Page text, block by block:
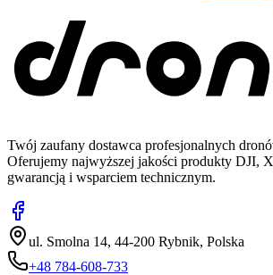
Twój zaufany dostawca profesjonalnych
Oferujemy najwyższej jakości produkty DJI,
gwarancją i wsparciem technicznym.
ul. Smolna 14, 44-200 Rybnik, Polska
+48 784-608-733